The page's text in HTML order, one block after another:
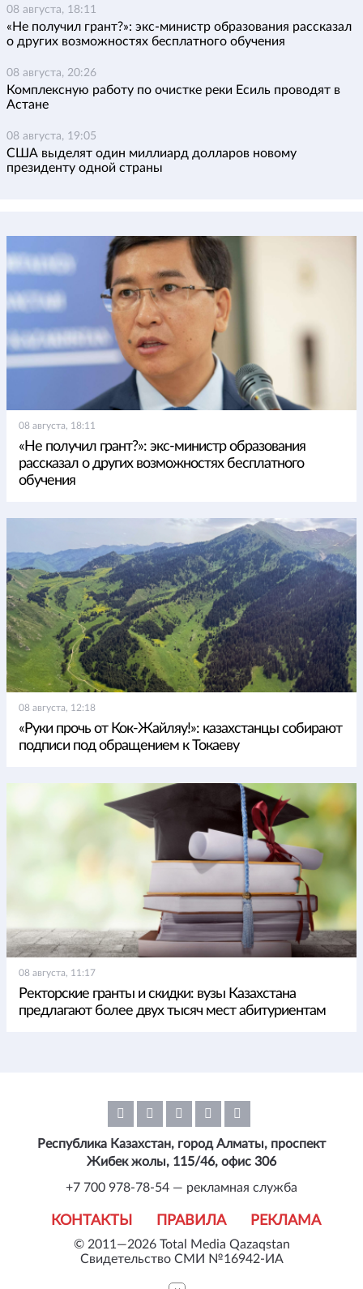
08 августа, 18:11
«Не получил грант?»: экс-министр образования рассказал
о других возможностях бесплатного обучения
08 августа, 20:26
Комплексную работу по очистке реки Есиль проводят в
Астане
08 августа, 19:05
США выделят один миллиард долларов новому
президенту одной страны
08 августа, 18:11
«Не получил грант?»: экс-министр образования
рассказал о других возможностях бесплатного
обучения
08 августа, 12:18
«Руки прочь от Кок-Жайляу!»: казахстанцы собирают
подписи под обращением к Токаеву
08 августа, 11:17
Ректорские гранты и скидки: вузы Казахстана
предлагают более двух тысяч мест абитуриентам
© 2011—2026 Total Media Qazaqstan
Свидетельство СМИ №16942-ИА
КОНТАКТЫ ПРАВИЛА РЕКЛАМА
Республика Казахстан, город Алматы, проспект
Жибек жолы, 115/46, офис 306
+7 700 978-78-54 — рекламная служба